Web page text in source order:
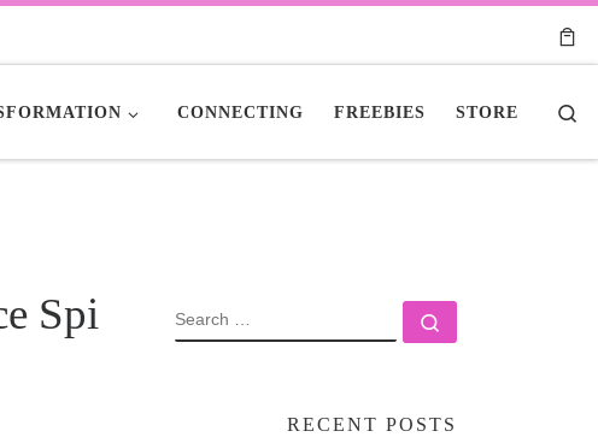
CONNECTING FREEBIES STORE
Spi
SEARCH
RECENT POSTS